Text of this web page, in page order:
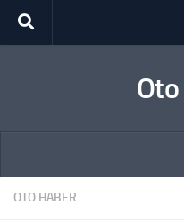
Skip to content
OTO HABER